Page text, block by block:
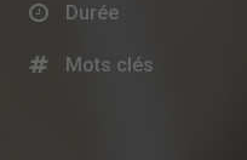
Durée
Mots clés